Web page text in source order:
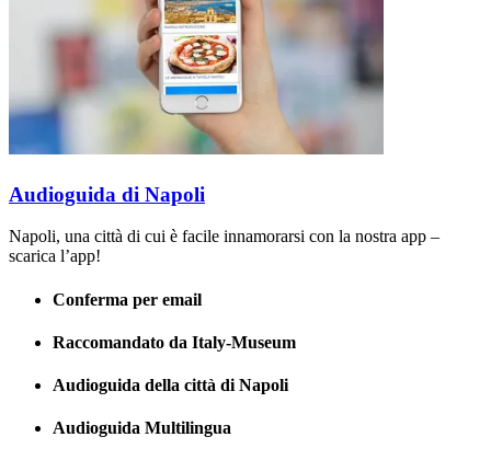
Audioguida di Napoli
Napoli, una città di cui è facile innamorarsi con la nostra app –
scarica l’app!
Conferma per email
Raccomandato da Italy-Museum
Audioguida della città di Napoli
Audioguida Multilingua